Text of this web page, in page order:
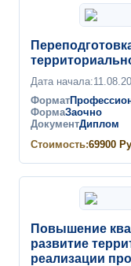
Дата начала:
Формат
ФормаЗаочно
ДокументДиплом
Стоимость:69900
Повышение
развитие
реализации